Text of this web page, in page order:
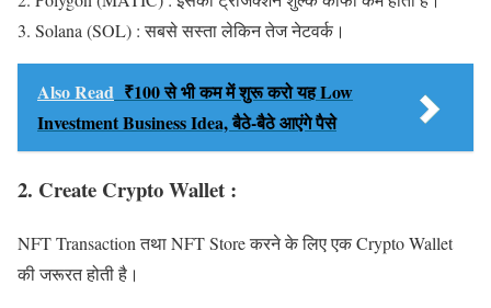
Solana (SOL) : सबसे सस्ता लेकिन तेज नेटवर्क।
Also Read ₹100 से भी कम में शुरू करो यह Low
Investment Business Idea, बैठे-बैठे आएंगे पैसे
2. Create Crypto Wallet :
NFT Transaction तथा NFT Store करने के लिए एक Crypto Wallet
की जरूरत होती है।